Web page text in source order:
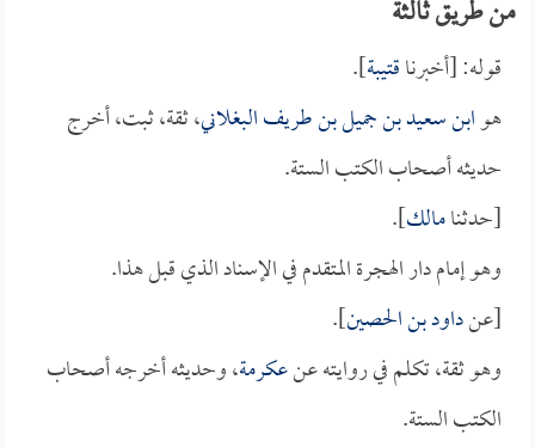
من طريق ثالثة
قوله: [أخبرناقتيبة].
هوابن سعيد بن جميل بن طريف البغلاني، ثقة، ثبت، أخرج
حديثه أصحاب الكتب الستة.
[حدثنامالك].
وهو إمام دار الهجرة المتقدم في الإسناد الذي قبل هذا.
[عنداود بن الحصين].
وهو ثقة، تكلم في روايته عنعكرمة، وحديثه أخرجه أصحاب
الكتب الستة.